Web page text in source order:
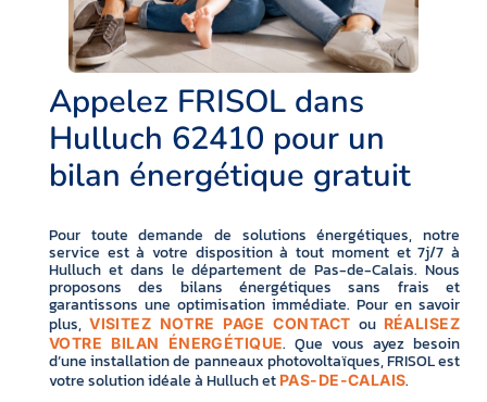
Appelez FRISOL dans
Hulluch 62410 pour un
bilan énergétique gratuit
Pour toute demande de solutions énergétiques, notre
service est à votre disposition à tout moment et 7j/7 à
Hulluch et dans le département de Pas-de-Calais. Nous
proposons des bilans énergétiques sans frais et
garantissons une optimisation immédiate. Pour en savoir
plus,VISITEZ NOTRE PAGE CONTACT ou RÉALISEZ
VOTRE BILAN ÉNERGÉTIQUE. Que vous ayez besoin
d’une installation de panneaux photovoltaïques, FRISOL est
votre solution idéale à Hulluch et PAS-DE-CALAIS.